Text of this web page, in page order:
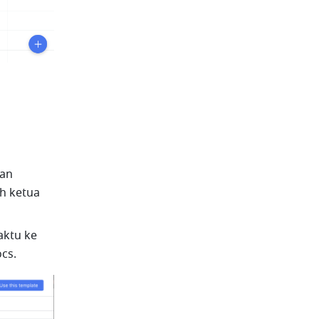
ketua
ke